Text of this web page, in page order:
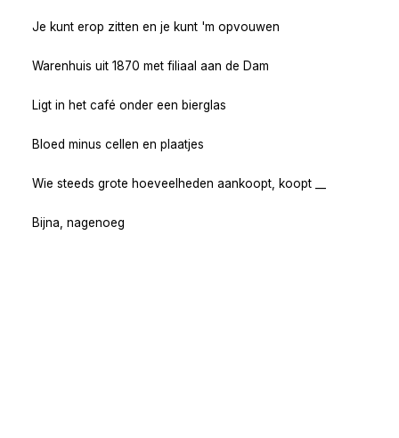
Je kunt erop zitten en je kunt 'm opvouwen
Warenhuis uit 1870 met filiaal aan de Dam
Ligt in het café onder een bierglas
Bloed minus cellen en plaatjes
Wie steeds grote hoeveelheden aankoopt, koopt __
Bijna, nagenoeg